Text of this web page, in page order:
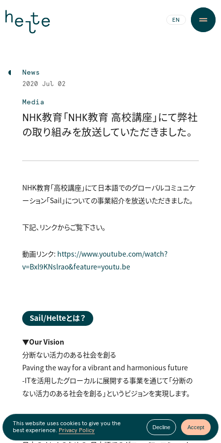
EN
News
2020 Jul 02
Media
NHK教育「NHK教育 高校講座」にて弊社
の取り組みを放送していただきました。
NHK教育「高校講座」にて日本語でのグローバルコミュニケ
ーション「Sail」についての事業紹介を放送いただきました。
下記、リンクからご覧下さい。
動画リンク： https://www.youtube.com/watch?
v=Bxl9KNslrao&feature=youtu.be
Sail/Helteとは？
▼Our Vision
分断ない活力のある社会を創る
Paving the way for a vibrant and harmonious future
-ITを活用したグローカルに展開する事業を通じて「分断の
ない活力のある社会を創る」というビジョンを実現します。
日本ファンの世界中の人々と、豊かな経験知を持つ成熟した
This website uses cookies to give you the
best experience. Privacy Policy
Decline Accept